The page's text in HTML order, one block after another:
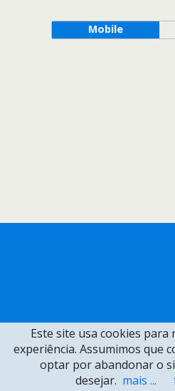
Mobile
Este site usa cookies para
experiência. Assumimos que
optar por abandonar o
desejar. mais ...